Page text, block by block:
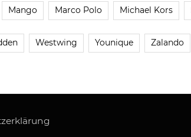
Mango Marco Polo Michael Kors
Westwing Younique Zalando